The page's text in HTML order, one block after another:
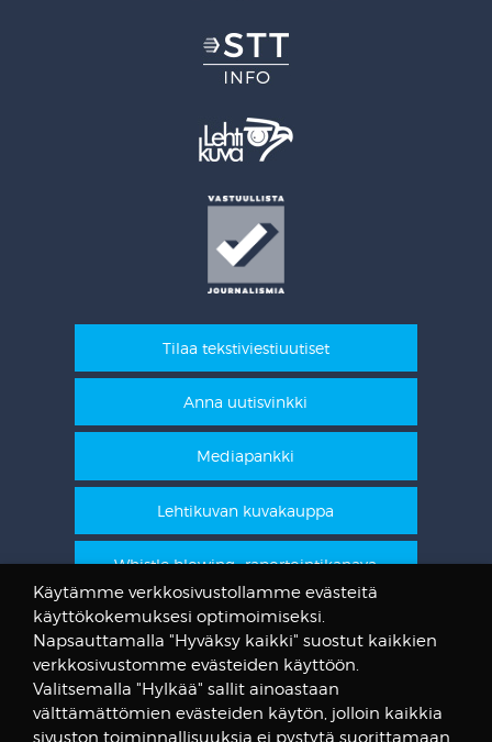
Tilaa tekstiviestiuutiset
Anna uutisvinkki
Mediapankki
Lehtikuvan kuvakauppa
Whistle blowing -raportointikanava
STT Info
Lehtikuvan vanhat kuvat
@STTuutiset
@STTinfo
Käytämme verkkosivustollamme evästeitä
käyttökokemuksesi optimoimiseksi.
Napsauttamalla "Hyväksy kaikki" suostut kaikkien
verkkosivustomme evästeiden käyttöön.
Valitsemalla "Hylkää" sallit ainoastaan
välttämättömien evästeiden käytön, jolloin kaikkia
sivuston toiminnallisuuksia ei pystytä suorittamaan.